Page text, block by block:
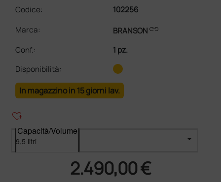
Codice:
102256
Marca:
BRANSONlink
Conf.:
1 pz.
Disponibilità:
In magazzino in 15 giorni lav.
heart_plus
Capacità/Volume
2.490,00 €